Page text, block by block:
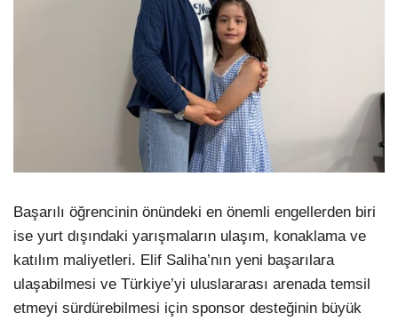
Başarılı öğrencinin önündeki en önemli engellerden biri
ise yurt dışındaki yarışmaların ulaşım, konaklama ve
katılım maliyetleri. Elif Saliha’nın yeni başarılara
ulaşabilmesi ve Türkiye’yi uluslararası arenada temsil
etmeyi sürdürebilmesi için sponsor desteğinin büyük